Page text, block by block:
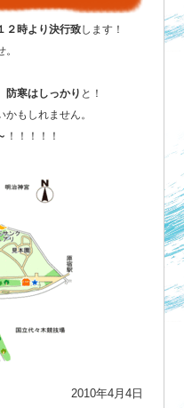
２時より決行致します！
防寒はしっかり と！
かもしれません。
！！！！！
2010年4月4日